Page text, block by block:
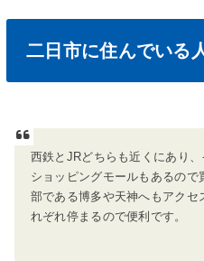
二日市に住んでいる
西鉄と JRどちらも近くにあり
ショッピングモールもあるの
部である博多や天神へもアクセ
れぞれ停まるので便利です。